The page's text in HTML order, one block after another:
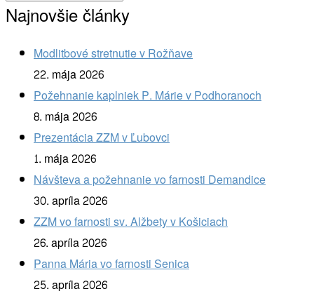
Najnovšie články
Modlitbové stretnutie v Rožňave
22. mája 2026
Požehnanie kaplniek P. Márie v Podhoranoch
8. mája 2026
Prezentácia ZZM v Ľubovci
1. mája 2026
Návšteva a požehnanie vo farnosti Demandice
30. apríla 2026
ZZM vo farnosti sv. Alžbety v Košiciach
26. apríla 2026
Panna Mária vo farnosti Senica
25. apríla 2026